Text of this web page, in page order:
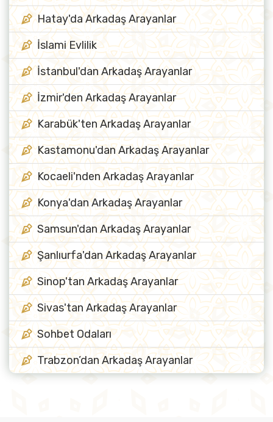
Hatay'da Arkadaş Arayanlar
İslami Evlilik
İstanbul'dan Arkadaş Arayanlar
İzmir'den Arkadaş Arayanlar
Karabük'ten Arkadaş Arayanlar
Kastamonu'dan Arkadaş Arayanlar
Kocaeli'nden Arkadaş Arayanlar
Konya'dan Arkadaş Arayanlar
Samsun'dan Arkadaş Arayanlar
Şanlıurfa'dan Arkadaş Arayanlar
Sinop'tan Arkadaş Arayanlar
Sivas'tan Arkadaş Arayanlar
Sohbet Odaları
Trabzon’dan Arkadaş Arayanlar